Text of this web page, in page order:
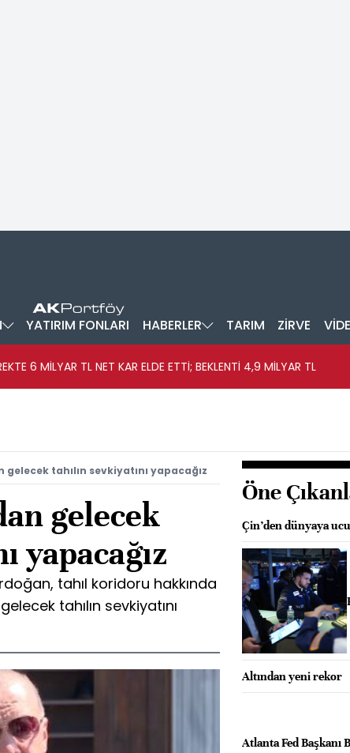
YATIRIM FONLARI HABERLER TARIM ZİRVE
6 MİLYAR TL NET KAR ELDE ETTİ; BEKLENTİ 4,9 MİLYAR TL
gelecek tahılın sevkiyatını yapacağız
gelecek
yapacağız
tahıl koridoru hakkında
tahılın sevkiyatını
Öne
Çin’den dünyaya
Altından yeni rekor
Atlanta Fed